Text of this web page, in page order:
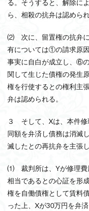
る。そうすると、解除に
ら、相殺の抗弁は認められ
⑵ 次に、留置権の抗弁に
有については①の請求原
事実に自白が成立し、⑥
関して生じた債権の発生
権を行使するとの権利主
弁は認められる。
３ そして、Xは、本件修
同額を弁済し債務は消滅
滅したとの再抗弁を主張し
⑴ 裁判所は、Yが修理費
相当であるとの心証を形
権を自働債権として賃料
った上、Xが30万円を弁